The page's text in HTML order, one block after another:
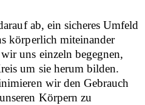
ab, ein sicheres Umfeld
körperlich miteinander
uns einzeln begegnen,
um sie herum bilden.
wir den Gebrauch
Körpern zu